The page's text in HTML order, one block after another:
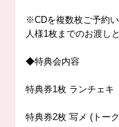
※CDを複数枚ご予約
人様1枚までのお渡し
◆特典会内容
特典券1枚 ランチェキ
特典券2枚 写メ ( トー